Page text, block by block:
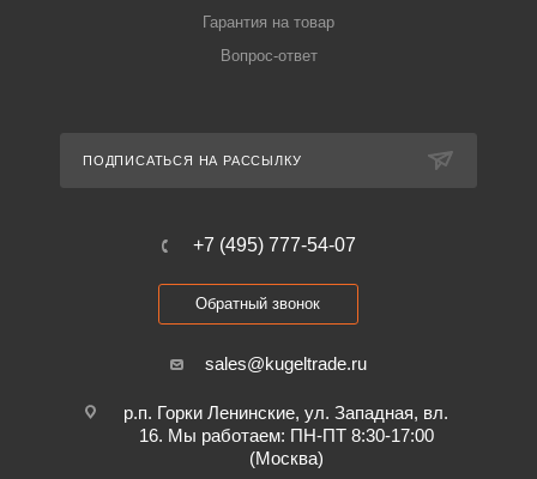
Гарантия на товар
Вопрос-ответ
ПОДПИСАТЬСЯ НА РАССЫЛКУ
+7 (495) 777-54-07
Обратный звонок
sales@kugeltrade.ru
р.п. Горки Ленинские, ул. Западная, вл.
16. Мы работаем: ПН-ПТ 8:30-17:00
(Москва)